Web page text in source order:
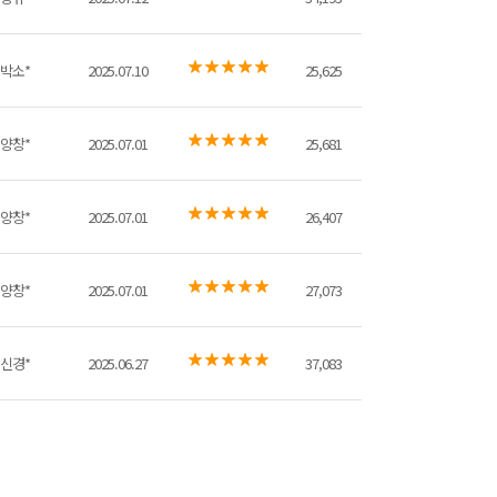
박소* 2025.07.10 25,625
양창* 2025.07.01 25,681
양창* 2025.07.01 26,407
양창* 2025.07.01 27,073
신경* 2025.06.27 37,083